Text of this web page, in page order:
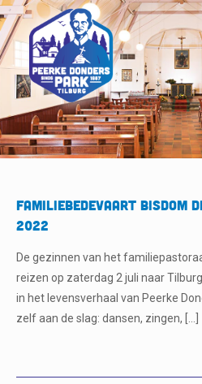
Familiebedevaart Bisdom
2022
De gezinnen van het
reizen op zaterdag 2 juli naar
in het levensverhaal van Peerke
zelf aan de slag: dansen, zingen,